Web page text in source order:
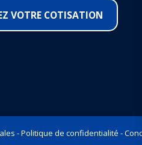
VOTRE COTISATION
-Politique de confidentialité -